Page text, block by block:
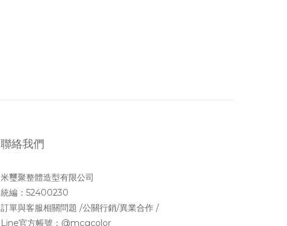
聯絡我們
米璽聚整體造型有限公司
統編：52400230
訂單與客服相關問題 /公關行銷/異業合作 /
Line官方帳號： @mcgcolor